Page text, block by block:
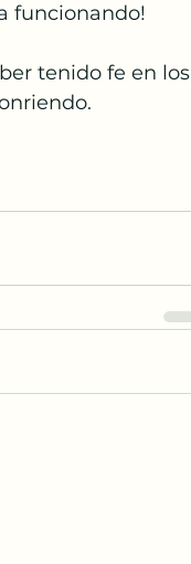
funcionando!
tenido fe en los